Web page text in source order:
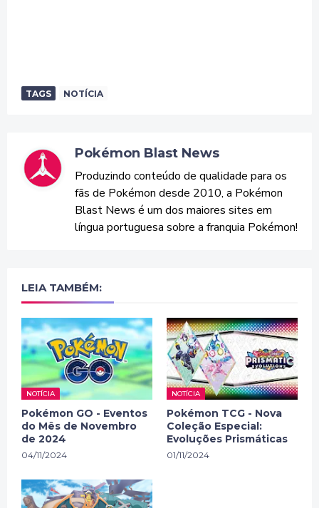
TAGS NOTÍCIA
Pokémon Blast News
Produzindo conteúdo de qualidade para os
fãs de Pokémon desde 2010, a Pokémon
Blast News é um dos maiores sites em
língua portuguesa sobre a franquia Pokémon!
LEIA TAMBÉM:
NOTÍCIA
Pokémon GO - Eventos
do Mês de Novembro
de 2024
04/11/2024
NOTÍCIA
Pokémon TCG - Nova
Coleção Especial:
Evoluções Prismáticas
01/11/2024